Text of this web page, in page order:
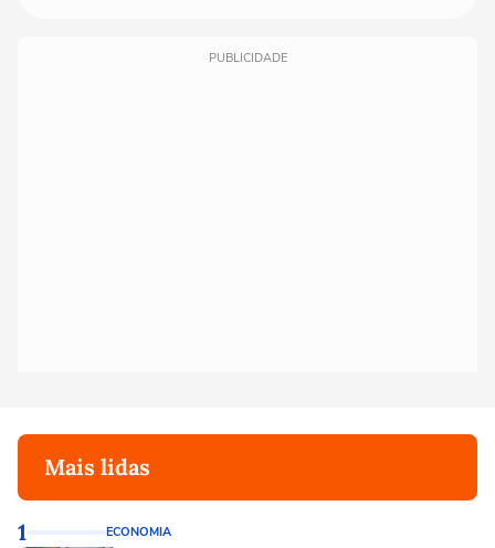
PUBLICIDADE
Mais lidas
1 ECONOMIA